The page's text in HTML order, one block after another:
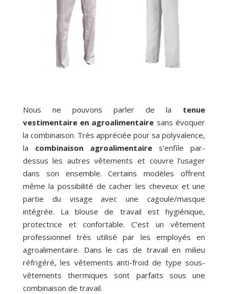
Nous ne pouvons parler de la tenue
vestimentaire en agroalimentaire sans évoquer
la combinaison. Très appréciée pour sa polyvalence,
la combinaison agroalimentaire s’enfile par-
dessus les autres vêtements et couvre l’usager
dans son ensemble. Certains modèles offrent
même la possibilité de cacher les cheveux et une
partie du visage avec une cagoule/masque
intégrée. La blouse de travail est hygiénique,
protectrice et confortable. C’est un vêtement
professionnel très utilisé par les employés en
agroalimentaire. Dans le cas de travail en milieu
réfrigéré, les vêtements anti-froid de type sous-
vêtements thermiques sont parfaits sous une
combinaison de travail.